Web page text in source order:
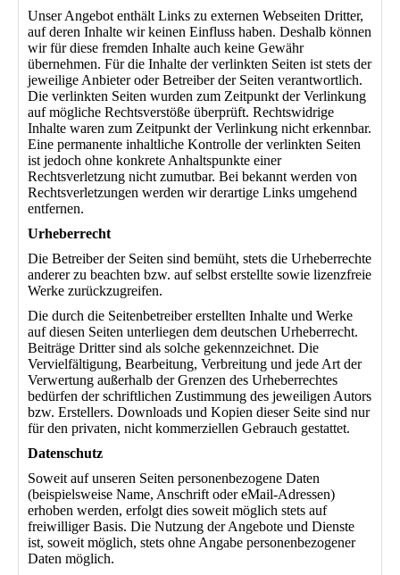
Unser Angebot enthält Links zu externen Webseiten Dritter,
auf deren Inhalte wir keinen Einfluss haben. Deshalb können
wir für diese fremden Inhalte auch keine Gewähr
übernehmen. Für die Inhalte der verlinkten Seiten ist stets der
jeweilige Anbieter oder Betreiber der Seiten verantwortlich.
Die verlinkten Seiten wurden zum Zeitpunkt der Verlinkung
auf mögliche Rechtsverstöße überprüft. Rechtswidrige
Inhalte waren zum Zeitpunkt der Verlinkung nicht erkennbar.
Eine permanente inhaltliche Kontrolle der verlinkten Seiten
ist jedoch ohne konkrete Anhaltspunkte einer
Rechtsverletzung nicht zumutbar. Bei bekannt werden von
Rechtsverletzungen werden wir derartige Links umgehend
entfernen.
Urheberrecht
Die Betreiber der Seiten sind bemüht, stets die Urheberrechte
anderer zu beachten bzw. auf selbst erstellte sowie lizenzfreie
Werke zurückzugreifen.
Die durch die Seitenbetreiber erstellten Inhalte und Werke
auf diesen Seiten unterliegen dem deutschen Urheberrecht.
Beiträge Dritter sind als solche gekennzeichnet. Die
Vervielfältigung, Bearbeitung, Verbreitung und jede Art der
Verwertung außerhalb der Grenzen des Urheberrechtes
bedürfen der schriftlichen Zustimmung des jeweiligen Autors
bzw. Erstellers. Downloads und Kopien dieser Seite sind nur
für den privaten, nicht kommerziellen Gebrauch gestattet.
Datenschutz
Soweit auf unseren Seiten personenbezogene Daten
(beispielsweise Name, Anschrift oder eMail-Adressen)
erhoben werden, erfolgt dies soweit möglich stets auf
freiwilliger Basis. Die Nutzung der Angebote und Dienste
ist, soweit möglich, stets ohne Angabe personenbezogener
Daten möglich.